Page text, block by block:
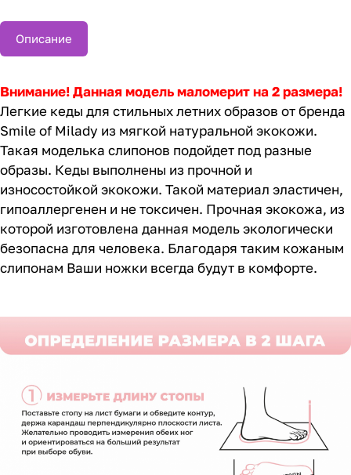
Описание
Внимание! Данная модель маломерит на 2 размера!
Легкие кеды для стильных летних образов от бренда
Smile of Milady из мягкой натуральной экокожи.
Такая моделька слипонов подойдет под разные
образы. Кеды выполнены из прочной и
износостойкой экокожи. Такой материал эластичен,
гипоаллергенен и не токсичен. Прочная экокожа, из
которой изготовлена данная модель экологически
безопасна для человека. Благодаря таким кожаным
слипонам Ваши ножки всегда будут в комфорте.